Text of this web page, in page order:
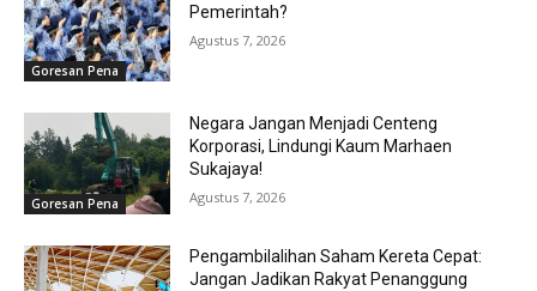
Goresan Pena
Pemerintah?
Agustus 7, 2026
Goresan Pena
Negara Jangan Menjadi Centeng
Korporasi, Lindungi Kaum Marhaen
Sukajaya!
Agustus 7, 2026
Pengambilalihan Saham Kereta Cepat:
Jangan Jadikan Rakyat Penanggung